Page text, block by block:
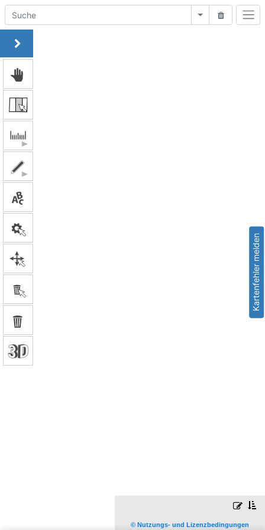
© Nutzungs- und Lizenzbedingungen
Kartenfehler melden